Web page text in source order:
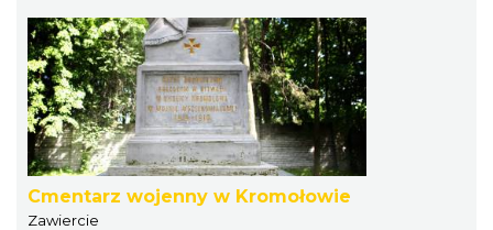
Cmentarz wojenny w Kromołowie
Zawiercie